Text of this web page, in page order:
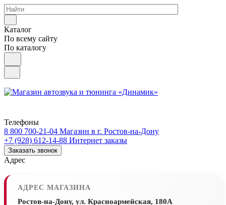
Каталог
По всему сайту
По каталогу
Телефоны
8 800 700-21-04 Магазин в г. Ростов-на-Дону
+7 (928) 612-14-88 Интернет заказы
Заказать звонок
Адрес
АДРЕС МАГАЗИНА
Ростов-на-Дону, ул. Красноармейская, 180А